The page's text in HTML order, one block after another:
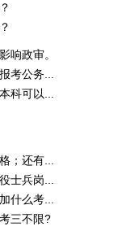
响政审。
考公务...
科可以...
；还有...
士兵岗...
什么考...
三不限?